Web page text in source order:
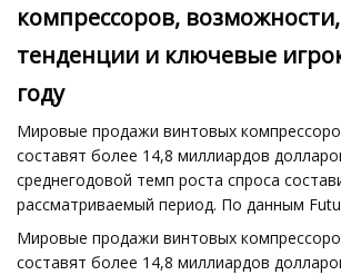
компрессоров,
тенденции и ключевые
году
Мировые продажи винтовых
составят более 14,8 миллиардов
среднегодовой темп роста спроса
рассматриваемый период. По данным
Мировые продажи винтовых
составят более 14,8 миллиардов